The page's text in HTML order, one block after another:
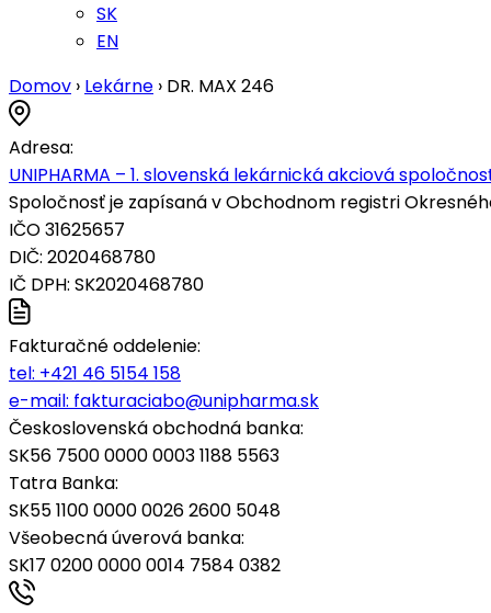
SK
EN
Domov › Lekárne › DR. MAX 246
Adresa:
UNIPHARMA – 1. slovenská lekárnická akciová
Spoločnosť je zapísaná v Obchodnom registri
IČO 31625657
DIČ: 2020468780
IČ DPH: SK2020468780
Fakturačné oddelenie:
tel: +421 46 5154 158
e-mail: fakturaciabo@unipharma.sk
Československá obchodná banka:
SK56 7500 0000 0003 1188 5563
Tatra Banka:
SK55 1100 0000 0026 2600 5048
Všeobecná úverová banka:
SK17 0200 0000 0014 7584 0382